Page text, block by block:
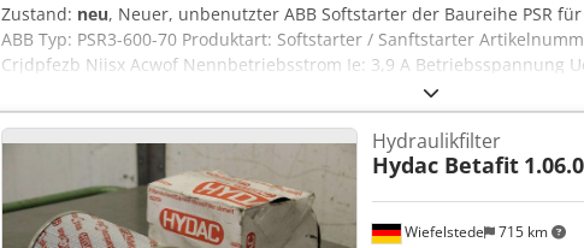
Zustand: neu, Neuer, unbenutzter ABB Softstarter der Baureihe PSR
ABB Typ: PSR3-600-70 Produktart: Softstarter / Sanftstarter
Crjdpfezb Niisx Acwof Nennbetriebsstrom Ie: 3,9 A Betriebsspannung
Steuerspannung Us: 100 bis 240 V AC Frequenz: 50/60 Hz
bei 400 V: 1,5 kW Motorleistung bei 500 V: 2,2 kW Schaltungsart: In-
phasig Start-/Stop-Rampe: einstellbar über Potentiometer Start-/Stop-
Startspannung: 40 bis 70 % Ausgangssignal: RUN-Relaisausgang
Hauptstromkreis: L1, L2, L3 / T1, T2, T3 Anschlüsse Steuerkreis: ST, A1,
114 mm Nettogewicht: 0,4 kg Anleitung: vorhanden Zustand: NOS
Wiefelstede 715 km
Hydraulikfilter
Hydac Betafit